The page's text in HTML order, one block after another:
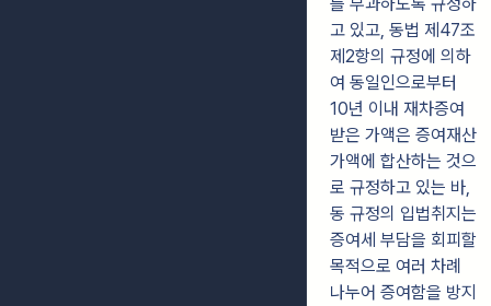
고 있고, 동법 제47조
제2항의 규정에 의하
여 동일인으로부터
10년 이내 재차증여
받은 가액은 증여재산
가액에 합산하는 것으
로 규정하고 있는 바,
동 규정의 입법취지는
증여세 부담을 회피할
목적으로 여러 차례
나누어 증여함을 방지